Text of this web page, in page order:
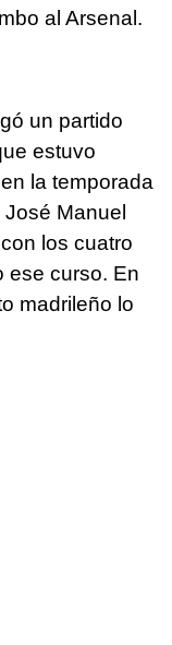
al Arsenal.
un partido
estuvo
en la temporada
Manuel
los cuatro
ese curso. En
madrileño lo